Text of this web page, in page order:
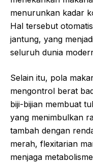
menurunkan kadar
Hal tersebut
jantung, yang
seluruh dunia
Selain itu, pola
mengontrol berat
biji-bijian membuat
yang menimbulkan
tambah dengan
merah, flexitarian
menjaga